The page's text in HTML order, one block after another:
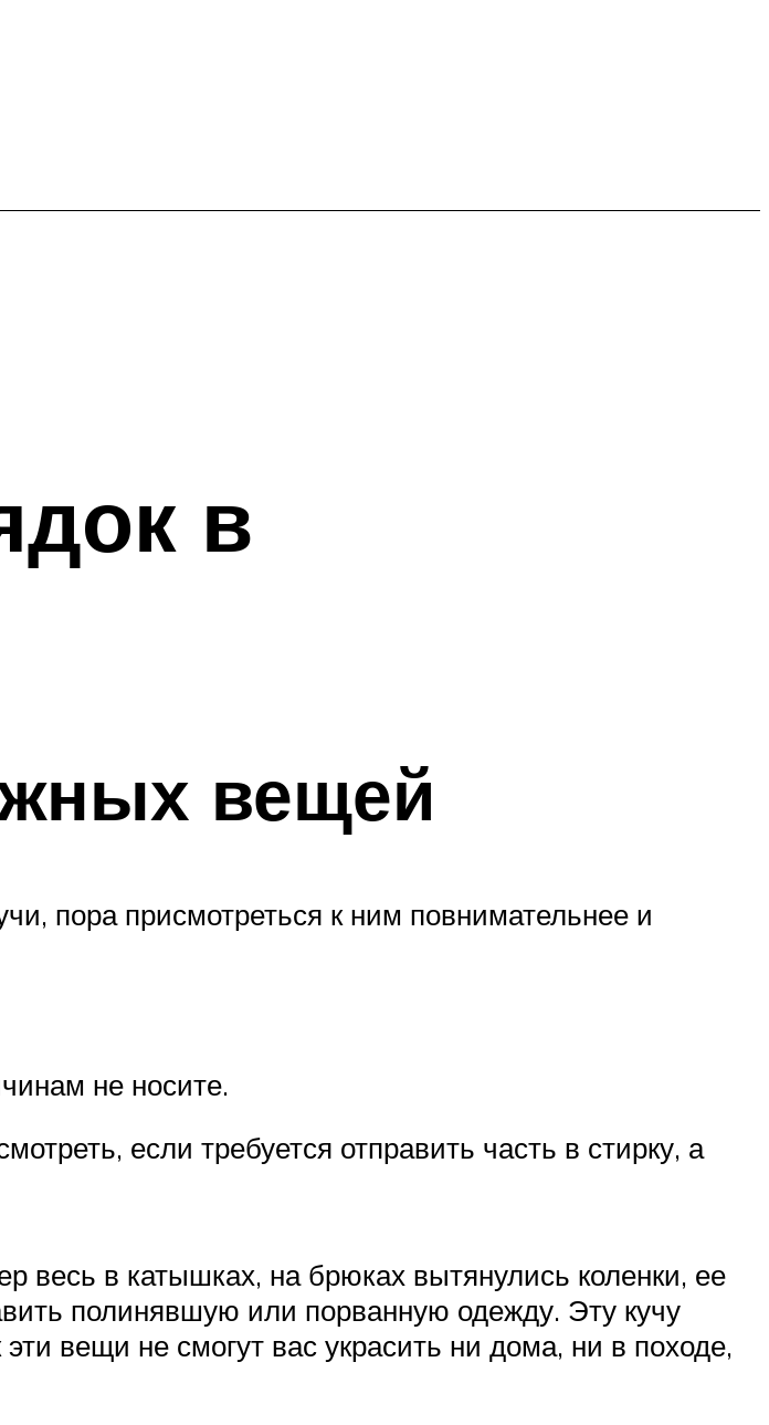
в
вещей
пора присмотреться к ним повнимательнее и
не носите.
если требуется отправить часть в стирку, а
весь в катышках, на брюках вытянулись коленки, ее
полинявшую или порванную одежду. Эту кучу
вещи не смогут вас украсить ни дома, ни в походе,